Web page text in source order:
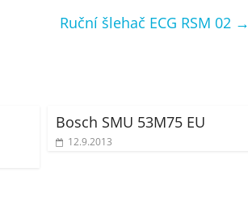
Ruční šlehač ECG RSM 02 →
Bosch SMU 53M75 EU
12.9.2013